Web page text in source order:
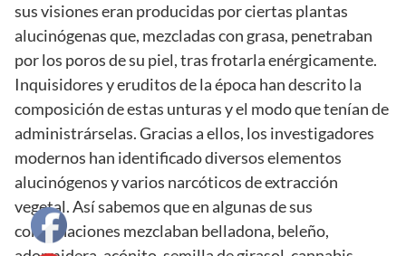
sus visiones eran producidas por ciertas plantas
alucinógenas que, mezcladas con grasa, penetraban
por los poros de su piel, tras frotarla enérgicamente.
Inquisidores y eruditos de la época han descrito la
composición de estas unturas y el modo que tenían de
administrárselas. Gracias a ellos, los investigadores
modernos han identificado diversos elementos
alucinógenos y varios narcóticos de extracción
vegetal. Así sabemos que en algunas de sus
combinaciones mezclaban belladona, beleño,